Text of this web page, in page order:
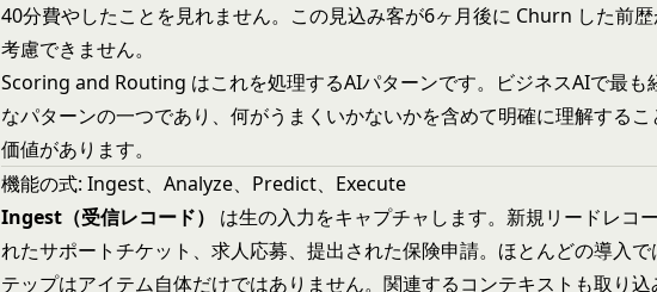
40分費やしたことを見れません。この見込み客が6ヶ月後に Churn した前
考慮できません。
Scoring and Routing はこれを処理するAIパターンです。ビジネスAIで最も
なパターンの一つであり、何がうまくいかないかを含めて明確に理解するこ
価値があります。
機能の式: Ingest、Analyze、Predict、Execute
Ingest（受信レコード）
は生の入力をキャプチャします。新規リードレコ
れたサポートチケット、求人応募、提出された保険申請。ほとんどの導入
テップはアイテム自体だけではありません。関連するコンテキストも取り